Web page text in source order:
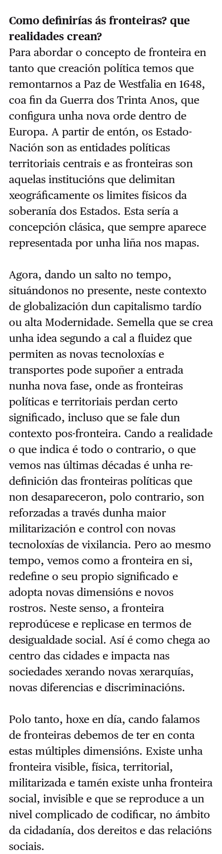
Como definirías ás fronteiras? que
realidades crean?
Para abordar o concepto de fronteira en
tanto que creación política temos que
remontarnos a Paz de Westfalia en 1648,
coa fin da Guerra dos Trinta Anos, que
configura unha nova orde dentro de
Europa. A partir de entón, os Estado-
Nación son as entidades políticas
territoriais centrais e as fronteiras son
aquelas institucións que delimitan
xeográficamente os limites físicos da
soberanía dos Estados. Esta sería a
concepción clásica, que sempre aparece
representada por unha liña nos mapas.
Agora, dando un salto no tempo,
situándonos no presente, neste contexto
de globalización dun capitalismo tardío
ou alta Modernidade. Semella que se crea
unha idea segundo a cal a fluidez que
permiten as novas tecnoloxías e
transportes pode supoñer a entrada
nunha nova fase, onde as fronteiras
políticas e territoriais perdan certo
significado, incluso que se fale dun
contexto pos-fronteira. Cando a realidade
o que indica é todo o contrario, o que
vemos nas últimas décadas é unha re-
definición das fronteiras políticas que
non desapareceron, polo contrario, son
reforzadas a través dunha maior
militarización e control con novas
tecnoloxías de vixilancia. Pero ao mesmo
tempo, vemos como a fronteira en si,
redefine o seu propio significado e
adopta novas dimensións e novos
rostros. Neste senso, a fronteira
reprodúcese e replicase en termos de
desigualdade social. Así é como chega ao
centro das cidades e impacta nas
sociedades xerando novas xerarquías,
novas diferencias e discriminacións.
Polo tanto, hoxe en día, cando falamos
de fronteiras debemos de ter en conta
estas múltiples dimensións. Existe unha
fronteira visible, física, territorial,
militarizada e tamén existe unha fronteira
social, invisible e que se reproduce a un
nivel complicado de codificar, no ámbito
da cidadanía, dos dereitos e das relacións
sociais.